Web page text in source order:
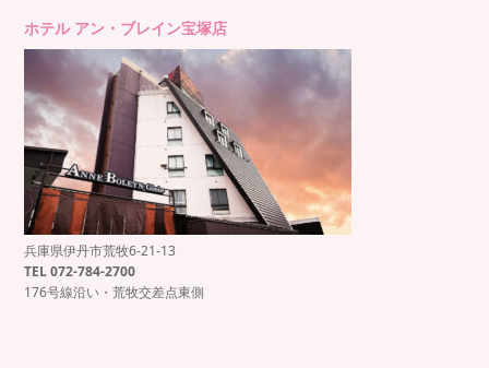
もっと見る
ホテル アン・ブレイン宝塚店
兵庫県伊丹市荒牧6-21-13
TEL 072-784-2700
176号線沿い・荒牧交差点東側